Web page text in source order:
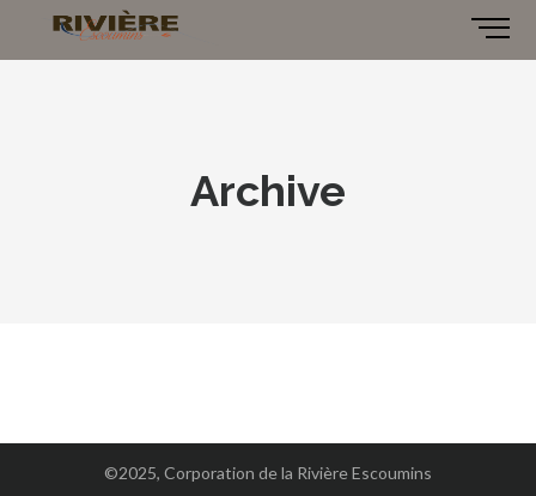
Archive
©2025, Corporation de la Rivière Escoumins